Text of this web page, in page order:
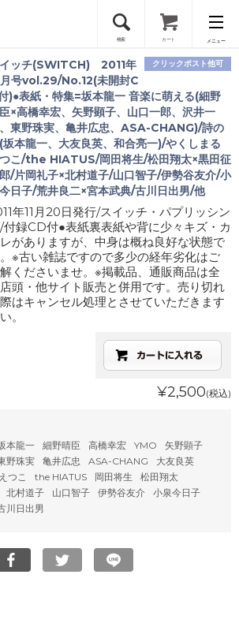
検索 カート メニュー
クリックポスト他可
ッチ(SWITCH) 2011年
号vol.29/No.12(未開封C
)●表紙・特集=坂本龍一 音楽に萌える(細野
×高橋幸宏、矢野顕子、山口一郎、沢井一
東野珠実、亀井広忠、ASA-CHANG)/詩の
坂本龍一、大友良英、和合亮一)/やくしまる
こ/the HIATUS/岡田将生/松田翔太×黒田征
/片岡礼子×北村道子/山口智子/伊勢谷友介/小
日子/荒井良二×宮本武典/古川日出男/他
年11月20日発行/スイッチ・パプリッシン
付録CD付●表紙裏表紙や背に少々キズ・カ
がありますが、中身は概ね良好な状態で
※古い雑誌ですので多少の経年劣化はご
くださいませ。※掲載品、通販商品は全
頭・他サイト販売と併用です。売り切れ
はキャンセル処理とさせていただきます
。
¥2,500(税込)
本龍一 細野晴臣 高橋幸宏 YMO
矢野顕子
野珠実 亀井広忠 ASA-CHANG
大友良英
つこ the HIATUS 岡田将生
松田翔太
北村道子 山口智子 伊勢谷友介
小泉今日子
川日出男